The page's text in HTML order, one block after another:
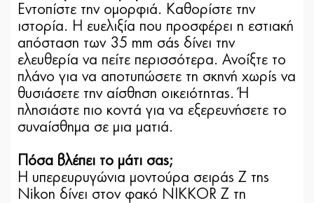
Εντοπίστε την ομορφιά. Καθορίστε την
ιστορία. Η ευελιξία που προσφέρει η εστιακή
απόσταση των 35 mm σάς δίνει την
ελευθερία να πείτε περισσότερα. Ανοίξτε το
πλάνο για να αποτυπώσετε τη σκηνή χωρίς να
θυσιάσετε την αίσθηση οικειότητας. Ή
πλησιάστε πιο κοντά για να εξερευνήσετε το
συναίσθημα σε μια ματιά.
Πόσα βλέπει το μάτι σας;
Η υπερευρυγώνια μοντούρα σειράς Z της
Nikon δίνει στον φακό NIKKOR Z τη